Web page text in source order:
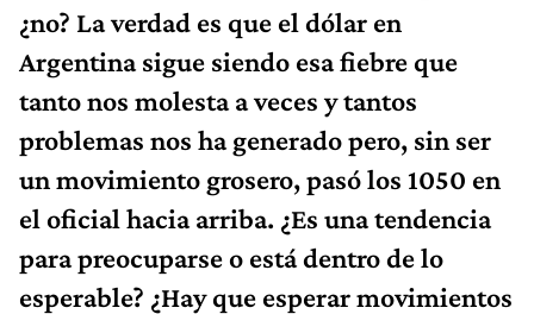
¿no? La verdad es que el dólar en
Argentina sigue siendo esa fiebre que
tanto nos molesta a veces y tantos
problemas nos ha generado pero, sin ser
un movimiento grosero, pasó los 1050 en
el oficial hacia arriba. ¿Es una tendencia
para preocuparse o está dentro de lo
esperable? ¿Hay que esperar movimientos